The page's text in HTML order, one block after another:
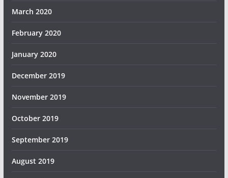
March 2020
February 2020
January 2020
December 2019
November 2019
October 2019
September 2019
August 2019